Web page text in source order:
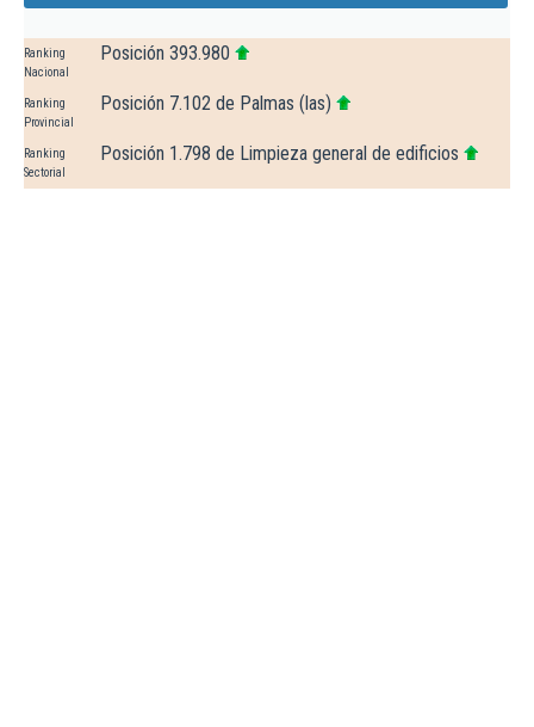
Ranking
Nacional
Posición 393.980
Ranking
Provincial
Posición 7.102 de Palmas (las)
Ranking
Sectorial
Posición 1.798 de Limpieza general de edificios